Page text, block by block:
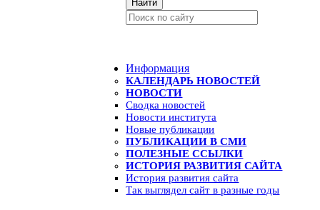
Найти
Информация
КАЛЕНДАРЬ НОВОСТЕЙ
НОВОСТИ
Сводка новостей
Новости института
Новые публикации
ПУБЛИКАЦИИ В СМИ
ПОЛЕЗНЫЕ ССЫЛКИ
ИСТОРИЯ РАЗВИТИЯ САЙТА
История развития сайта
Так выглядел сайт в разные годы